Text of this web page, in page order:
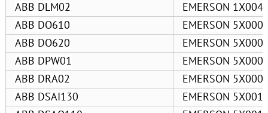
ABB DLM02
EMERSON
ABB DO610
EMERSON
ABB DO620
EMERSON
ABB DPW01
EMERSON
ABB DRA02
EMERSON
ABB DSAI130
EMERSON